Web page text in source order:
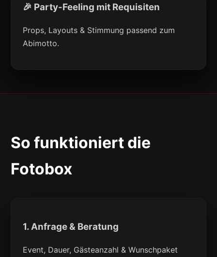
🎉 Party-Feeling mit Requisiten
Props, Layouts & Stimmung passend zum
Abimotto.
So funktioniert die
Fotobox
1. Anfrage & Beratung
Event, Dauer, Gästeanzahl & Wunschpaket